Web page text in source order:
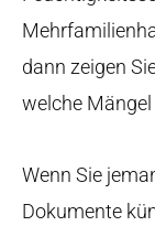
dann zeigen
welche
Wenn Sie
Dokumente